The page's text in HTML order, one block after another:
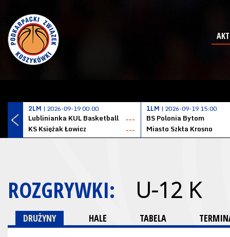
2LM | 2026-09-19 00:00
Lublinianka KUL Basketball
---
KS Księżak Łowicz
---
1LM | 2026-09-19 15:00
BS Polonia Bytom
Miasto Szkła Krosno
ROZGRYWKI: U-12 K
DRUŻYNY HALE TABELA